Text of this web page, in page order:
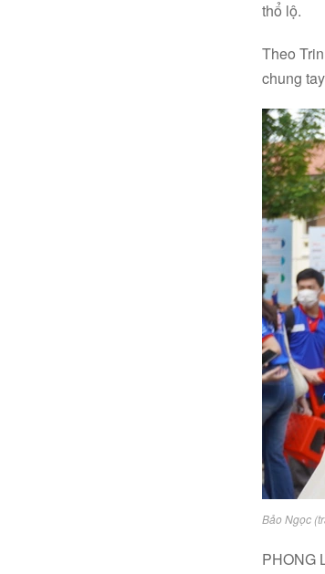
thổ lộ.
Theo
chung
Bảo Ngọc
PHONG